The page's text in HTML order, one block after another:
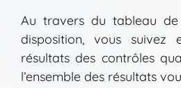
Au travers du tableau
disposition, vous suivez
résultats des contrôles
l’ensemble des résultats